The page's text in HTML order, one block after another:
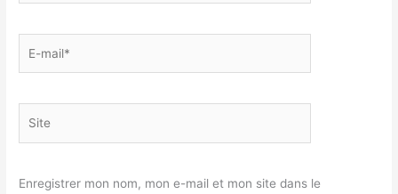
mail*
Enregistrer mon nom, mon e-mail et mon site dans le